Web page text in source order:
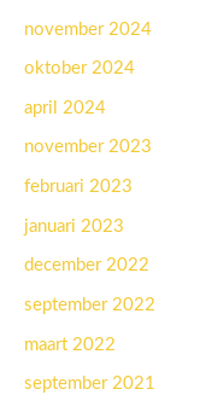
november 2024
oktober 2024
april 2024
november 2023
februari 2023
januari 2023
december 2022
september 2022
maart 2022
september 2021